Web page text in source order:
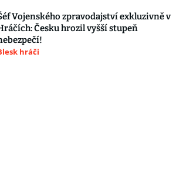
Vojenského zpravodajství exkluzivně v
Česku hrozil vyšší stupeň
hráči